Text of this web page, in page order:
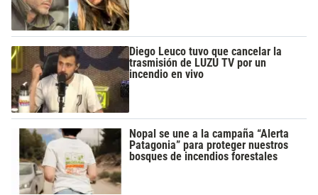
Diego Leuco tuvo que cancelar la
trasmisión de LUZU TV por un
incendio en vivo
Nopal se une a la campaña “Alerta
Patagonia” para proteger nuestros
bosques de incendios forestales